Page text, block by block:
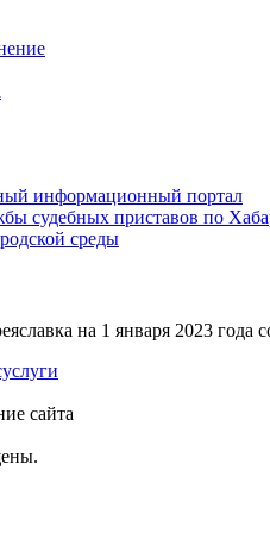
на 1 января 2023 года
сайта